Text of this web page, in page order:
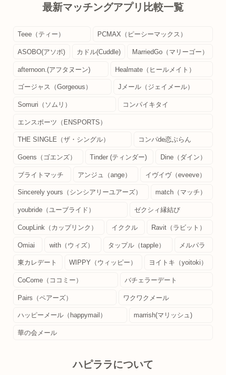
最新マッチングアプリ比較一覧
Teee（ティー） PCMAX（ピーシーマックス）
ASOBO(アソボ) カドル(Cuddle) MarriedGo（マリーゴー）
afternoon.(アフタヌーン) Healmate（ヒールメイト）
ゴージャス（Gorgeous） Jメール（ジェイメール）
Somuri（ソムリ） コンパイキタイ
エンスポーツ（ENSPORTS）
THE SINGLE（ザ・シングル） コンパde恋ぷらん
Goens（ゴエンズ） Tinder (ティンダー) Dine（ダイン）
ブライトマッチ アンジュ（ange） イヴイヴ（eveeve）
Sincerely yours（シンシアリーユアーズ） match（マッチ）
youbride（ユーブライド） ゼクシィ縁結び
CoupLink（カップリンク） イククル Ravit（ラビット）
Omiai with（ウィズ） タップル（tapple） メルパラ
東カレデート WIPPY（ウィッピー） ヨイトキ（yoitoki）
CoCome（ココミー） バチェラーデート
Pairs（ペアーズ） ワクワクメール
ハッピーメール（happymail） marrish(マリッシュ)
華の会メール
ハピララについて